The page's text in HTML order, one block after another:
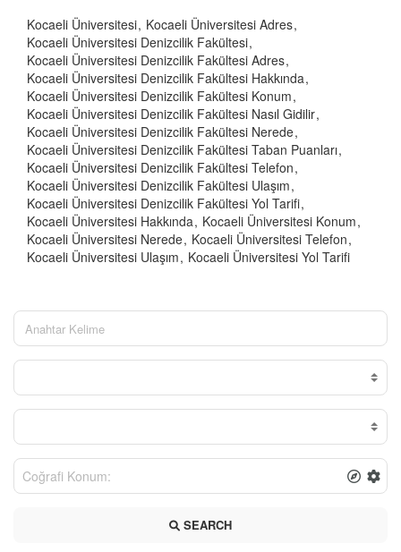
Kocaeli Üniversitesi Kocaeli Üniversitesi Adres
Kocaeli Üniversitesi Denizcilik Fakültesi
Kocaeli Üniversitesi Denizcilik Fakültesi Adres
Kocaeli Üniversitesi Denizcilik Fakültesi Hakkında
Kocaeli Üniversitesi Denizcilik Fakültesi Konum
Kocaeli Üniversitesi Denizcilik Fakültesi Nasıl Gidilir
Kocaeli Üniversitesi Denizcilik Fakültesi Nerede
Kocaeli Üniversitesi Denizcilik Fakültesi Taban Puanları
Kocaeli Üniversitesi Denizcilik Fakültesi Telefon
Kocaeli Üniversitesi Denizcilik Fakültesi Ulaşım
Kocaeli Üniversitesi Denizcilik Fakültesi Yol Tarifi
Kocaeli Üniversitesi Hakkında Kocaeli Üniversitesi Konum
Kocaeli Üniversitesi Nerede Kocaeli Üniversitesi Telefon
Kocaeli Üniversitesi Ulaşım Kocaeli Üniversitesi Yol Tarifi
SEARCH